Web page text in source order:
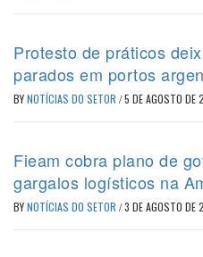
Protesto de práticos
parados em portos
BYNOTÍCIAS DO SETOR /5 DE AGOSTO DE
Fieam cobra plano de
gargalos logísticos na
BYNOTÍCIAS DO SETOR /3 DE AGOSTO DE